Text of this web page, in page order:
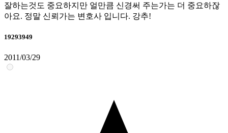
잘하는것도 중요하지만 얼만큼 신경써 주는가는 더 중요하잖
아요. 정말 신뢰가는 변호사 입니다. 강추!
19293949
2011/03/29